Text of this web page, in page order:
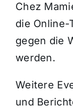
Chez
die Online-
gegen die
werden.
Weitere
und